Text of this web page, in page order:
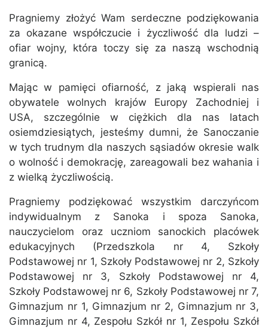
Pragniemy złożyć Wam serdeczne podziękowania
za okazane współczucie i życzliwość dla ludzi –
ofiar wojny, która toczy się za naszą wschodnią
granicą.
Mając w pamięci ofiarność, z jaką wspierali nas
obywatele wolnych krajów Europy Zachodniej i
USA, szczególnie w ciężkich dla nas latach
osiemdziesiątych, jesteśmy dumni, że Sanoczanie
w tych trudnym dla naszych sąsiadów okresie walk
o wolność i demokrację, zareagowali bez wahania i
z wielką życzliwością.
Pragniemy podziękować wszystkim darczyńcom
indywidualnym z Sanoka i spoza Sanoka,
nauczycielom oraz uczniom sanockich placówek
edukacyjnych (Przedszkola nr 4, Szkoły
Podstawowej nr 1, Szkoły Podstawowej nr 2, Szkoły
Podstawowej nr 3, Szkoły Podstawowej nr 4,
Szkoły Podstawowej nr 6, Szkoły Podstawowej nr 7,
Gimnazjum nr 1, Gimnazjum nr 2, Gimnazjum nr 3,
Gimnazjum nr 4, Zespołu Szkół nr 1, Zespołu Szkół